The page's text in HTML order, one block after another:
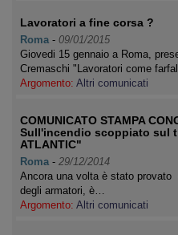
Lavoratori a fine corsa ?
Roma - 09/01/2015
Giovedi 15 gennaio a Roma,
Cremaschi "Lavoratori come
Argomento: Altri comunicati
COMUNICATO STAMPA
Sull'incendio scoppiato sul
ATLANTIC"
Roma - 29/12/2014
Ancora una volta è stato
degli armatori, è…
Argomento: Altri comunicati